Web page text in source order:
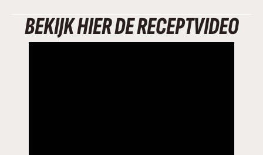
BEKIJK HIER DE RECEPTVIDEO